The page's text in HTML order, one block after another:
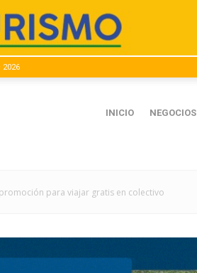
2026
|
INICIO NEGOCIOS
para viajar gratis en colectivo